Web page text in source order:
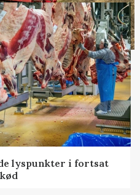
lyspunkter i fortsat